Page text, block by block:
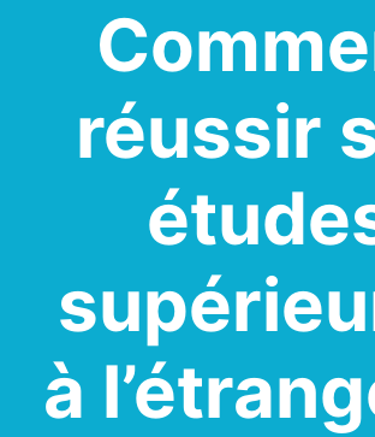
réussir
à